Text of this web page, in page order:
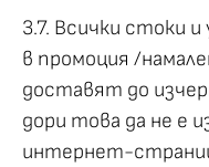
3.7. Всички стоки
в промоция /
доставят до
дори това да не е
интернет-